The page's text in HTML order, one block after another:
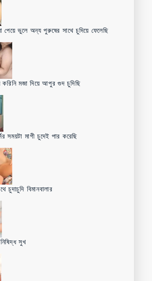
পেয়ে ভুলে অন্য পুরুষের সাথে চুদিয়ে ফেলেছি
মজা দিয়ে আপুর গুদ চুদিছি
সময়টা মাগী চুদেই পার করেছি
চুদাচুদি বিমানবালার
সুখ